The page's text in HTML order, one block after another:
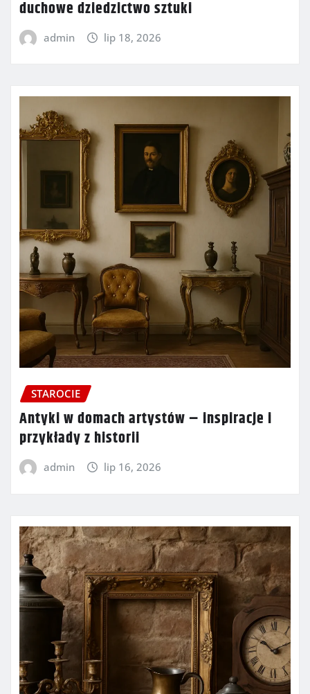
duchowe dziedzictwo sztuki
admin lip 18, 2026
STAROCIE
Antyki w domach artystów – inspiracje i
przykłady z historii
admin lip 16, 2026